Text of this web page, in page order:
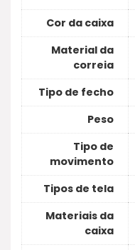
Cor da caixa
Material da
correia
Tipo de fecho
Peso
Tipo de
movimento
Tipos de tela
Materiais da
caixa